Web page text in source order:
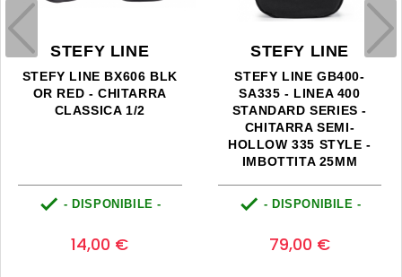
STEFY LINE
STEFY LINE BX606 BLK
OR RED - CHITARRA
CLASSICA 1/2
 - DISPONIBILE -
14,00 €
STEFY LINE
STEFY LINE GB400-
SA335 - LINEA 400
STANDARD SERIES -
CHITARRA SEMI-
HOLLOW 335 STYLE -
IMBOTTITA 25MM
 - DISPONIBILE -
79,00 €